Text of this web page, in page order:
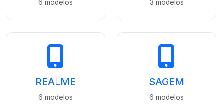
6 modelos 3 modelos
REALME
6 modelos
SAGEM
6 modelos